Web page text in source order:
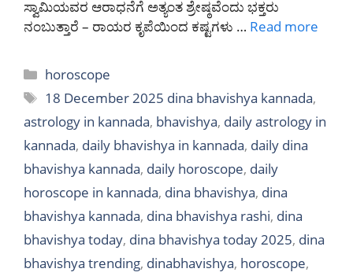
ಸ್ವಾಮಿಯವರ ಆರಾಧನೆಗೆ ಅತ್ಯಂತ ಶ್ರೇಷ್ಠವೆಂದು ಭಕ್ತರು
ನಂಬುತ್ತಾರೆ – ರಾಯರ ಕೃಪೆಯಿಂದ ಕಷ್ಟಗಳು … Read more
Categories
horoscope
Tags
18 December 2025 dina bhavishya kannada,
astrology in kannada, bhavishya, daily astrology in
kannada, daily bhavishya in kannada, daily dina
bhavishya kannada, daily horoscope, daily
horoscope in kannada, dina bhavishya, dina
bhavishya kannada, dina bhavishya rashi, dina
bhavishya today, dina bhavishya today 2025, dina
bhavishya trending, dinabhavishya, horoscope,